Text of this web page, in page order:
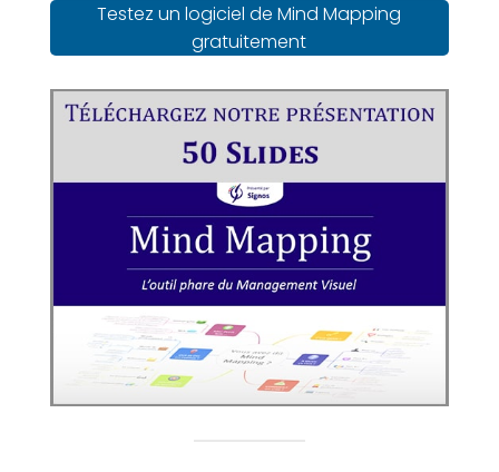
Testez un logiciel de Mind Mapping
gratuitement